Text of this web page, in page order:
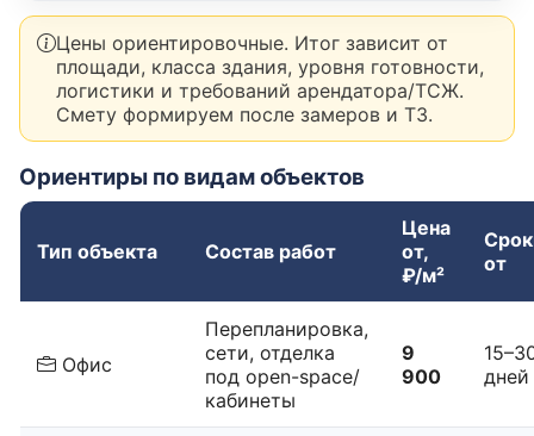
Цены ориентировочные. Итог зависит от
площади, класса здания, уровня готовности,
логистики и требований арендатора/ТСЖ.
Смету формируем после замеров и ТЗ.
Ориентиры по видам объектов
Тип объекта Состав работ
Цена
от,
₽/м²
от
Офис
Перепланировка,
сети, отделка
под open-space/
кабинеты
9
900
дней